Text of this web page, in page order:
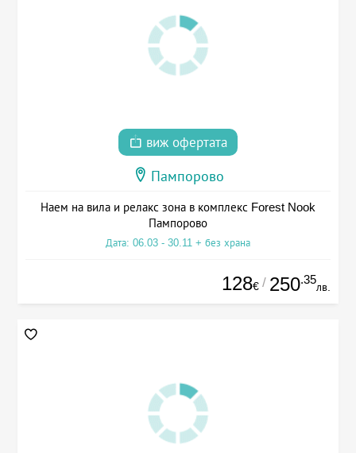
виж офертата
Пампорово
Наем на вила и релакс зона в комплекс Forest Nook
Пампорово
Дата: 06.03 - 30.11 + без храна
128€ / 250.35
лв.